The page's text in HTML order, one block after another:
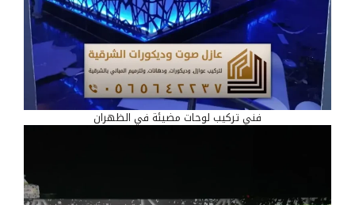
فني تركيب لوحات مضيئة في الظهران